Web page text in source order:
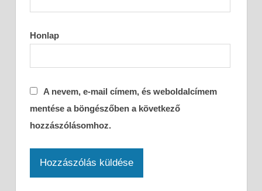
Honlap
A nevem, e-mail címem, és weboldalcímem
mentése a böngészőben a következő
hozzászólásomhoz.